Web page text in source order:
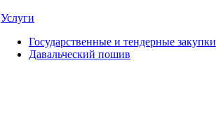
Услуги
Государственные и тендерные закупки
Давальческий пошив